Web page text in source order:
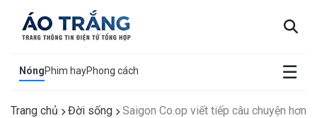
NóngPhim hayPhong cách ☰
×
Trang chủ Đời sống
Saigon Co.op viết tiếp câu chuyện hơn